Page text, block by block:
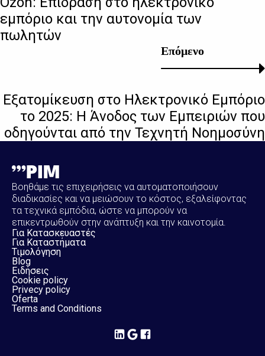
Επόμενο
Εξατομίκευση στο Ηλεκτρονικό Εμπόριο
το 2025: Η Άνοδος των Εμπειριών που
οδηγούνται από την Τεχνητή Νοημοσύνη
εμπόριο και την αυτονομία των
πωλητών
Βοηθάμε τις επιχειρήσεις να αυτοματοποιήσουν
διαδικασίες και να μειώσουν το κόστος, εξαλείφοντας
τα τεχνικά εμπόδια, ώστε να μπορούν να
επικεντρωθούν στην ανάπτυξη και την καινοτομία.
Για Κατασκευαστές
Για Καταστήματα
Τιμολόγηση
Blog
Ειδήσεις
Cookie policy
Privecy policy
Oferta
Terms and Conditions